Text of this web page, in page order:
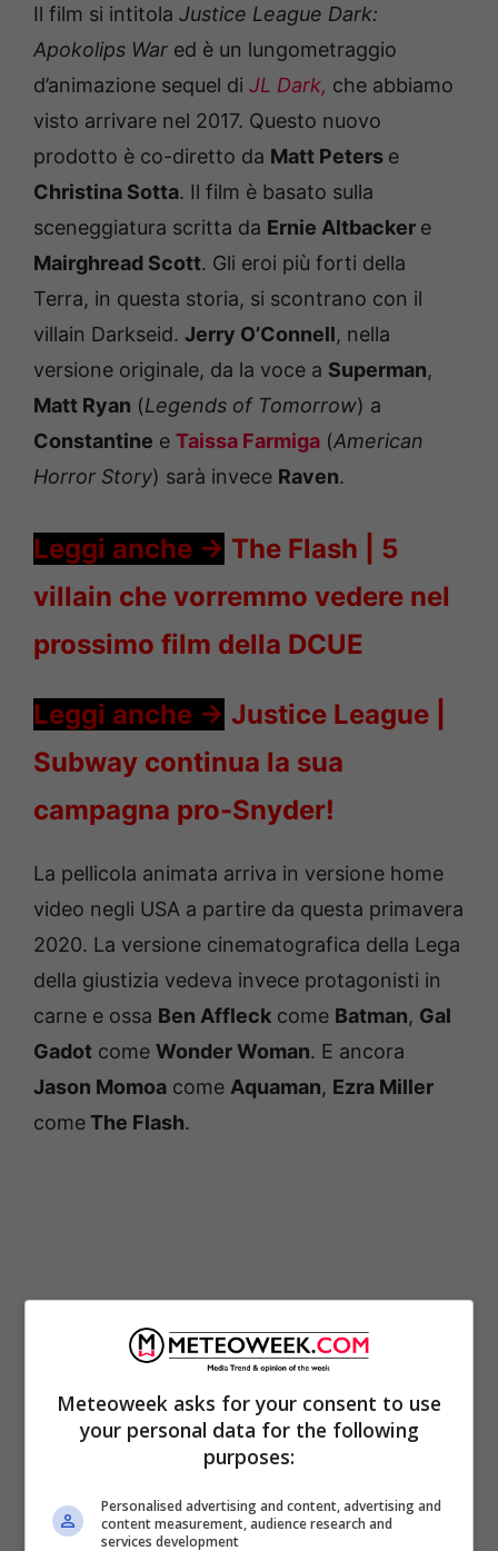
Il film si intitola Justice League Dark:
Apokolips War ed è un lungometraggio
d’animazione sequel di JL Dark, che abbiamo
visto arrivare nel 2017. Questo nuovo
prodotto è co-diretto da Matt Peters e
Christina Sotta. Il film è basato sulla
sceneggiatura scritta da Ernie Altbacker e
Mairghread Scott. Gli eroi più forti della
Terra, in questa storia, si scontrano con il
villain Darkseid. Jerry O’Connell, nella
versione originale, da la voce a Superman,
Matt Ryan (Legends of Tomorrow) a
Constantine e Taissa Farmiga (American
Horror Story) sarà invece Raven.
Leggi anche -> The Flash | 5
villain che vorremmo vedere nel
prossimo film della DCUE
Leggi anche -> Justice League |
Subway continua la sua
campagna pro-Snyder!
La pellicola animata arriva in versione home
video negli USA a partire da questa primavera
2020. La versione cinematografica della Lega
della giustizia vedeva invece protagonisti in
carne e ossa Ben Affleck come Batman, Gal
Gadot come Wonder Woman. E ancora
Jason Momoa come Aquaman, Ezra Miller
comeThe Flash.
Apokolips War | Il trailer
Meteoweek asks for your consent to use
your personal data for the following
purposes:
Personalised advertising and content, advertising and
content measurement, audience research and
services development